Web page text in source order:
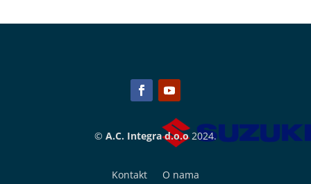
© A.C. Integra d.o.o2024.
Kontakt O nama